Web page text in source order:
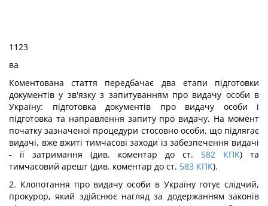
1123
ва
Коментована стаття передбачає два етапи підготовки
документів у зв'язку з запитуванням про видачу особи в
Україну: підготовка документів про видачу особи і
підготовка та направлення запиту про видачу. На момент
початку зазначеної процедури стосовно особи, що підлягає
видачі, вже вжиті тимчасові заходи із забезпечення видачі
- її затримання (див. коментар до ст. 582 КПК) та
тимчасовий арешт (див. коментар до ст. 583 КПК).
2. Клопотання про видачу особи в Україну готує слідчий,
прокурор, який здійснює нагляд за додержанням законів